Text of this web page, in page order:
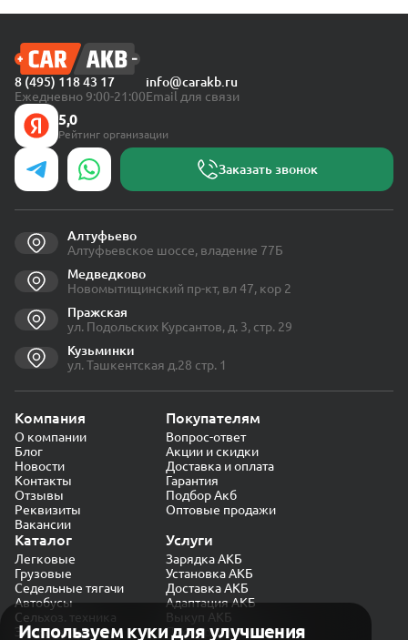
Используем куки для улучшения
8 (495) 118 43 17
Ежедневно 9:00-21:00
info@carakb.ru
Email для связи
5,0
Рейтинг организации
Заказать звонок
Алтуфьево
Алтуфьевское шоссе, владение 77Б
Медведково
Новомытищинский пр-кт, вл 47, кор 2
Пражская
ул. Подольских Курсантов, д. 3, стр. 29
Кузьминки
ул. Ташкентская д.28 стр. 1
Компания
О компании
Блог
Новости
Контакты
Отзывы
Реквизиты
Вакансии
Покупателям
Вопрос-ответ
Акции и скидки
Доставка и оплата
Гарантия
Подбор Акб
Оптовые продажи
Каталог
Легковые
Грузовые
Седельные тягачи
Автобусы
Сельхоз. техника
Экскаваторы
Услуги
Зарядка АКБ
Установка АКБ
Доставка АКБ
Адаптация АКБ
Выкуп АКБ
Проверка генератора